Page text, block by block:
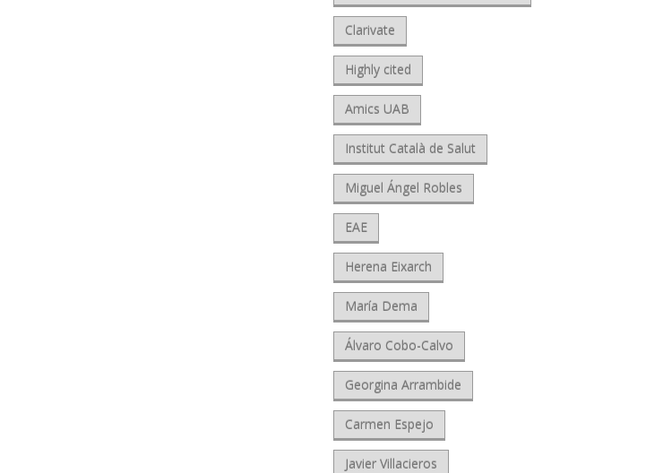
Clarivate
Highly cited
Amics UAB
Institut Català de Salut
Miguel Ángel Robles
EAE
Herena Eixarch
María Dema
Álvaro Cobo-Calvo
Georgina Arrambide
Carmen Espejo
Javier Villacieros